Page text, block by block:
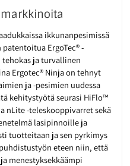
ikkunanpesimissä
ErgoTec® -
ja turvallinen
Ergotec® Ninja on tehnyt
ja -pesimien uudessa
kehitystyötä seurasi HiFlo™
nLite -teleskooppivarret sekä
lasipinnoille ja
tuotteitaan ja sen pyrkimys
eteen niin, että
menestyksekkäämpi